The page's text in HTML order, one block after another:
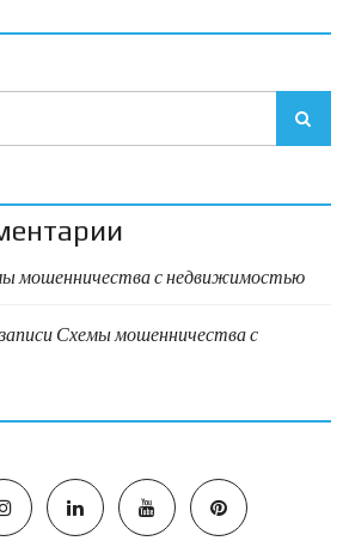
мошенничества с недвижимостью
Схемы мошенничества с